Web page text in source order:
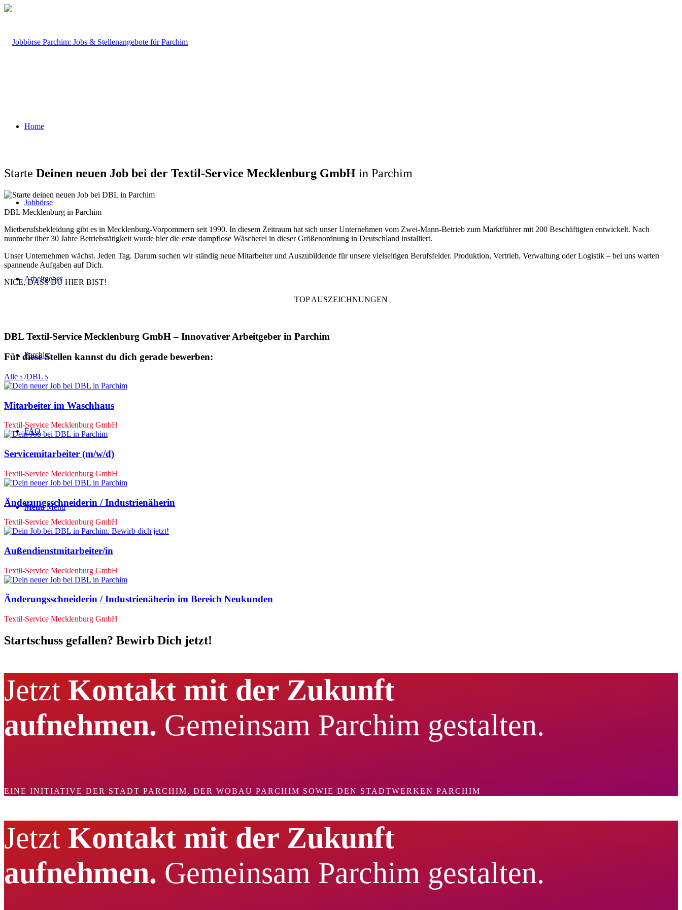
Home
Jobbörse
Arbeitgeber
Parchim
FAQ
Menü Menü
Starte Deinen neuen Job bei der Textil-Service Mecklenburg GmbH in Parchim
DBL Mecklenburg in Parchim
Mietberufsbekleidung gibt es in Mecklenburg-Vorpommern seit 1990. In diesem Zeitraum hat sich unser Unternehmen vom Zwei-Mann-Betrieb zum Marktführer mit 200 Beschäftigten entwickelt. Nach
nunmehr über 30 Jahre Betriebstätigkeit wurde hier die erste dampflose Wäscherei in dieser Größenordnung in Deutschland installiert.
Unser Unternehmen wächst. Jeden Tag. Darum suchen wir ständig neue Mitarbeiter und Auszubildende für unsere vielseitigen Berufsfelder. Produktion, Vertrieb, Verwaltung oder Logistik – bei uns warten
spannende Aufgaben auf Dich.
NICE, DASS DU HIER BIST!
TOP AUSZEICHNUNGEN
DBL Textil-Service Mecklenburg GmbH – Innovativer Arbeitgeber in Parchim
Für diese Stellen kannst du dich gerade bewerben:
Alle 5 /DBL 5
Mitarbeiter im Waschhaus
Textil-Service Mecklenburg GmbH
Servicemitarbeiter (m/w/d)
Textil-Service Mecklenburg GmbH
Änderungsschneiderin / Industrienäherin
Textil-Service Mecklenburg GmbH
Außendienstmitarbeiter/in
Textil-Service Mecklenburg GmbH
Änderungsschneiderin / Industrienäherin im Bereich Neukunden
Textil-Service Mecklenburg GmbH
Startschuss gefallen? Bewirb Dich jetzt!
Jetzt Kontakt mit der Zukunft
aufnehmen. Gemeinsam Parchim gestalten.
EINE INITIATIVE DER STADT PARCHIM, DER WOBAU PARCHIM SOWIE DEN STADTWERKEN PARCHIM
Jetzt Kontakt mit der Zukunft
aufnehmen. Gemeinsam Parchim gestalten.